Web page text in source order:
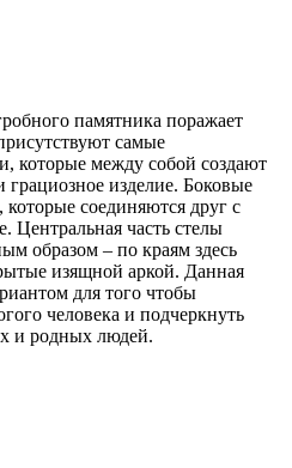
памятника поражает
самые
которые между собой создают
изделие. Боковые
соединяются друг с
Центральная часть стелы
образом – по краям здесь
изящной аркой. Данная
для того чтобы
человека и подчеркнуть
и родных людей.